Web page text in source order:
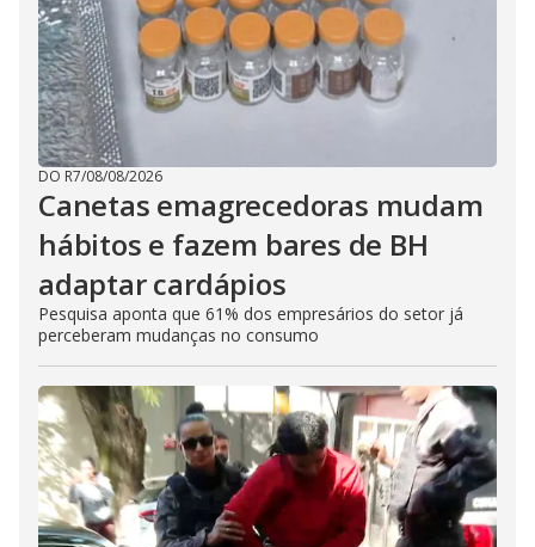
DO R7/08/08/2026
Canetas emagrecedoras mudam
hábitos e fazem bares de BH
adaptar cardápios
Pesquisa aponta que 61% dos empresários do setor já
perceberam mudanças no consumo